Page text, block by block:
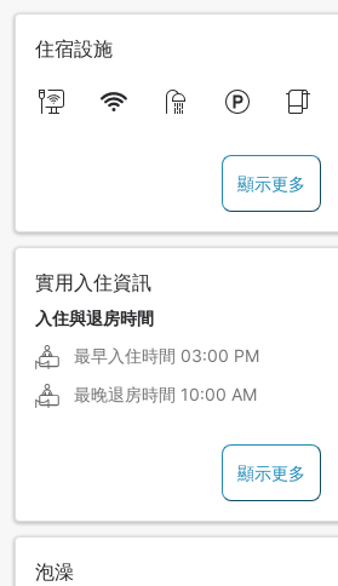
住宿設施
顯示更多
實用入住資訊
入住與退房時間
最早入住時間 03:00 PM
最晚退房時間 10:00 AM
顯示更多
泡澡